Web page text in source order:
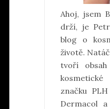
Ahoj, jsem
drží, je
blog o
životě.
tvoří
značku
Dermacol